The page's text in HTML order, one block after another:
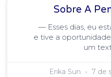
Sobre A
— Esses dias, eu
e tive a
um
Erika Sun 7 de